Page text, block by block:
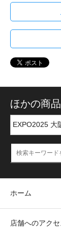
ほかの商
ホーム
店舗へのアクセ